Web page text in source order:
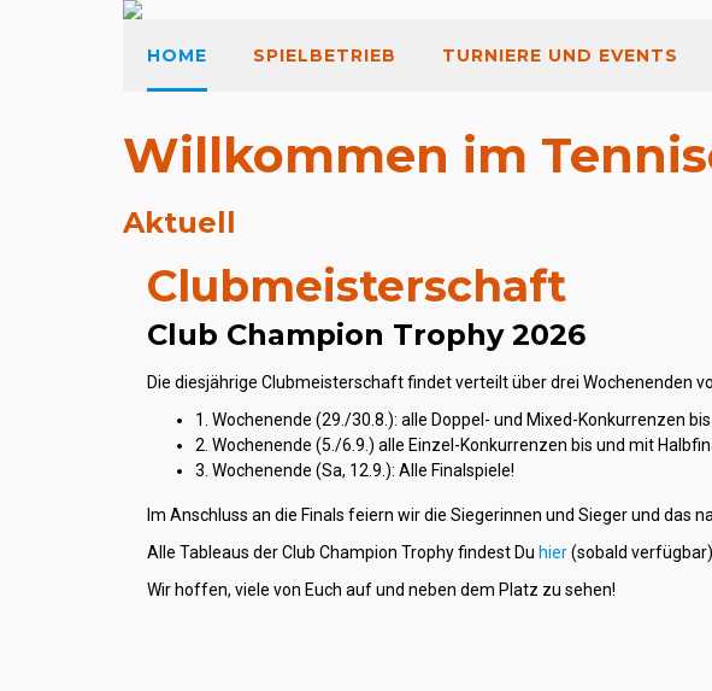
HOME SPIELBETRIEB TURNIERE UND EVENTS
Willkommen im
Aktuell
Clubmeisterschaft
Club Champion Trophy 2026
Die diesjährige Clubmeisterschaft findet verteilt über drei Wochenenden
1. Wochenende (29./30.8.): alle Doppel- und Mixed-Konkurrenzen
2. Wochenende (5./6.9.) alle Einzel-Konkurrenzen bis und mit
3. Wochenende (Sa, 12.9.): Alle Finalspiele!
Im Anschluss an die Finals feiern wir die Siegerinnen und Sieger und das
Alle Tableaus der Club Champion Trophy findest Du hier(sobald verfügbar).
Wir hoffen, viele von Euch auf und neben dem Platz zu sehen!